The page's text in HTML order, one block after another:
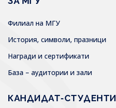
Филиал на МГУ
История, символи, празници
Награди и сертификати
База – аудитории и зали
КАНДИДАТ-СТУДЕНТИ